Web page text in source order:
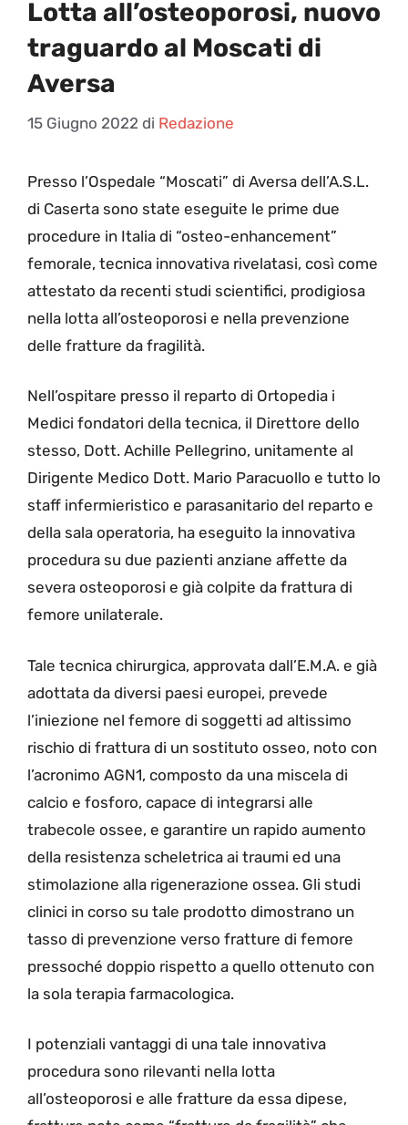
Lotta all’osteoporosi, nuovo
traguardo al Moscati di
Aversa
15 Giugno 2022 di Redazione
Presso l’Ospedale “Moscati” di Aversa dell’A.S.L.
di Caserta sono state eseguite le prime due
procedure in Italia di “osteo-enhancement”
femorale, tecnica innovativa rivelatasi, così come
attestato da recenti studi scientifici, prodigiosa
nella lotta all’osteoporosi e nella prevenzione
delle fratture da fragilità.
Nell’ospitare presso il reparto di Ortopedia i
Medici fondatori della tecnica, il Direttore dello
stesso, Dott. Achille Pellegrino, unitamente al
Dirigente Medico Dott. Mario Paracuollo e tutto lo
staff infermieristico e parasanitario del reparto e
della sala operatoria, ha eseguito la innovativa
procedura su due pazienti anziane affette da
severa osteoporosi e già colpite da frattura di
femore unilaterale.
Tale tecnica chirurgica, approvata dall’E.M.A. e già
adottata da diversi paesi europei, prevede
l’iniezione nel femore di soggetti ad altissimo
rischio di frattura di un sostituto osseo, noto con
l’acronimo AGN1, composto da una miscela di
calcio e fosforo, capace di integrarsi alle
trabecole ossee, e garantire un rapido aumento
della resistenza scheletrica ai traumi ed una
stimolazione alla rigenerazione ossea. Gli studi
clinici in corso su tale prodotto dimostrano un
tasso di prevenzione verso fratture di femore
pressoché doppio rispetto a quello ottenuto con
la sola terapia farmacologica.
I potenziali vantaggi di una tale innovativa
procedura sono rilevanti nella lotta
all’osteoporosi e alle fratture da essa dipese,